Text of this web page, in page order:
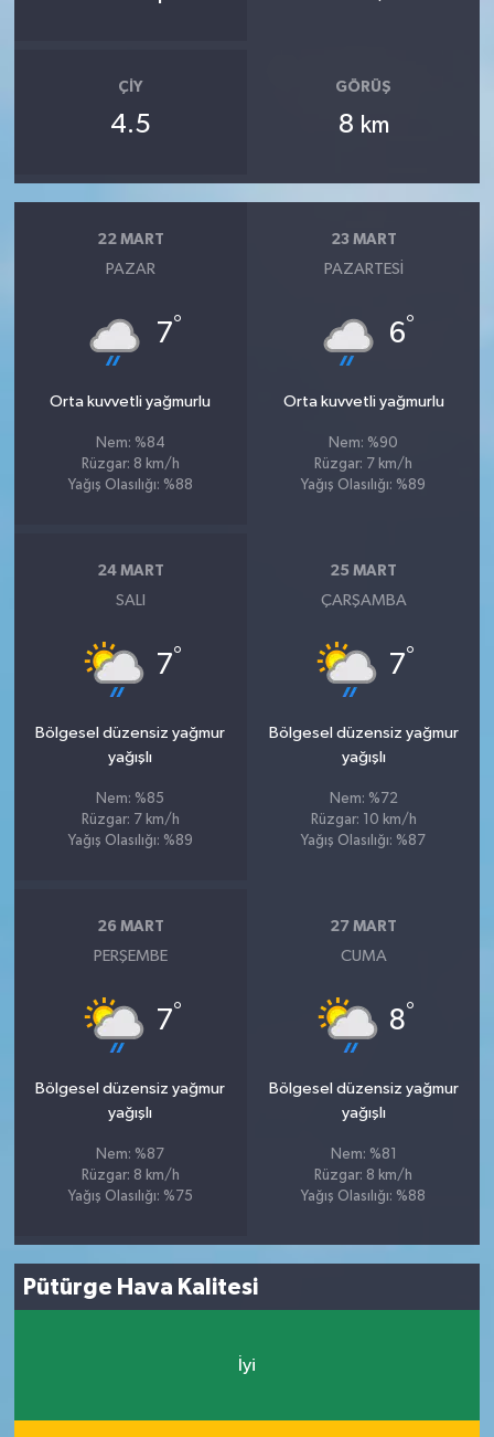
ÇIY
4.5
GÖRÜŞ
8 km
22 MART
PAZAR
7°
Orta kuvvetli yağmurlu
Nem: %84
Rüzgar: 8 km/h
Yağış Olasılığı: %88
23 MART
PAZARTESI
6°
Orta kuvvetli yağmurlu
Nem: %90
Rüzgar: 7 km/h
Yağış Olasılığı: %89
24 MART
SALI
7°
Bölgesel düzensiz yağmur
yağışlı
Nem: %85
Rüzgar: 7 km/h
Yağış Olasılığı: %89
25 MART
ÇARŞAMBA
7°
Bölgesel düzensiz yağmur
yağışlı
Nem: %72
Rüzgar: 10 km/h
Yağış Olasılığı: %87
26 MART
PERŞEMBE
7°
Bölgesel düzensiz yağmur
yağışlı
Nem: %87
Rüzgar: 8 km/h
Yağış Olasılığı: %75
27 MART
CUMA
8°
Bölgesel düzensiz yağmur
yağışlı
Nem: %81
Rüzgar: 8 km/h
Yağış Olasılığı: %88
Pütürge Hava Kalitesi
İyi